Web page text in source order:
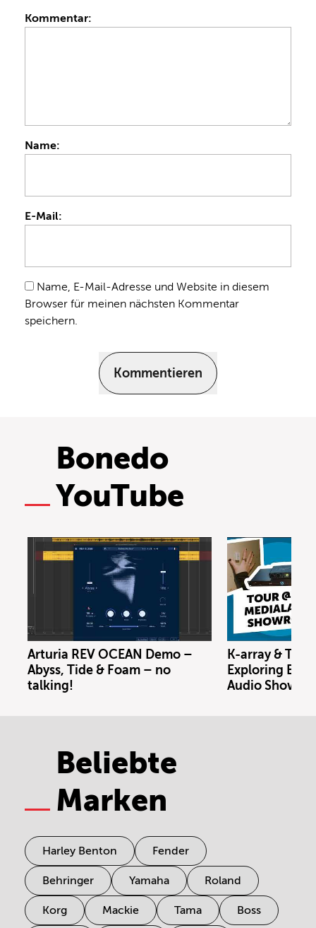
Kommentar:
Name:
E-Mail:
Name, E-Mail-Adresse und Website in diesem
Browser für meinen nächsten Kommentar
speichern.
Kommentieren
Bonedo
YouTube
Arturia REV OCEAN Demo –
Abyss, Tide & Foam – no
talking!
K-array &
Exploring
Audio
Beliebte
Marken
Harley Benton Fender
Behringer Yamaha Roland
Korg Mackie Tama Boss